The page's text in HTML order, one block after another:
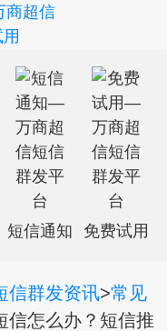
短信通知 免费试用
信群发资讯>常见
信怎么办？短信推